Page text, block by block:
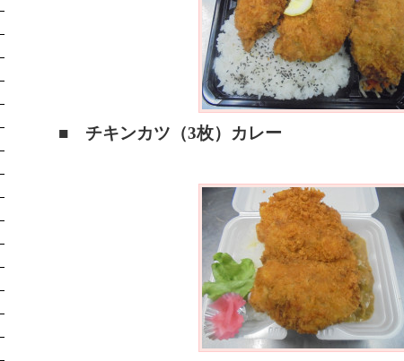
■ チキンカツ（3枚）カレー